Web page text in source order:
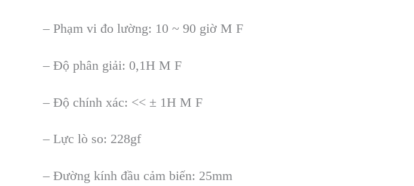
– Phạm vi đo lường: 10 ~ 90 giờ M F
– Độ phân giải: 0,1H M F
– Độ chính xác: << ± 1H M F
– Lực lò so: 228gf
– Đường kính đầu cảm biến: 25mm